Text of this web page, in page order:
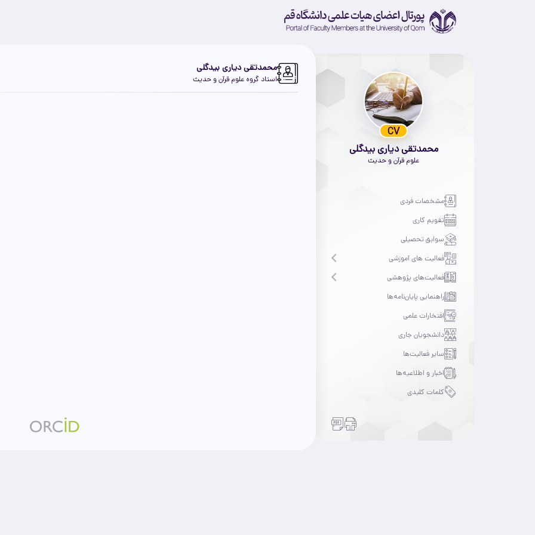
CV
محمدتقی دیاری بیدگلی
علوم قرآن و حدیث
مشخصات فردی
تقویم کاری
سوابق تحصیلی
فعالیت های آموزشیOpen submenu
فعالیت‌های پژوهشیOpen submenu
راهنمایی پایان‌نامه‌ها
افتخارات علمی
دانشجویان جاری
سایر فعالیت‌ها
اخبار و اطلاعیه‌ها
کلمات کلیدی
محمدتقی دیاری بیدگلی
استاد گروه علوم قرآن و حدیث